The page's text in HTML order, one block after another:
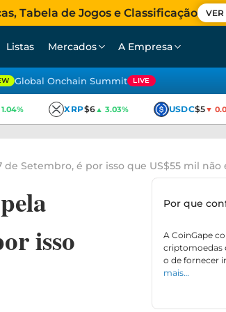
Tabela de Jogos e Classificação VER
Listas Mercados A Empresa
Global Onchain Summit LIVE
XRP$6▲ 3.03% USDC$5▼
Setembro, é por isso que US$55 mil não
isso
Por que
A CoinGape
criptomoedas
o de fornecer
mais…